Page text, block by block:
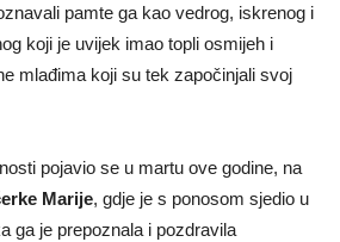
pamte ga kao vedrog, iskrenog i
koji je uvijek imao topli osmijeh i
mlađima koji su tek započinjali svoj
pojavio se u martu ove godine, na
Marije, gdje je s ponosom sjedio u
ga je prepoznala i pozdravila